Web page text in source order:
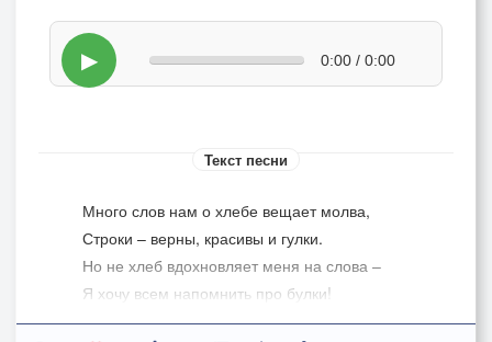
▶ 0:00 / 0:00
Текст песни
Много слов нам о хлебе вещает молва,
Строки – верны, красивы и гулки.
Но не хлеб вдохновляет меня на слова –
Я хочу всем напомнить про булки!